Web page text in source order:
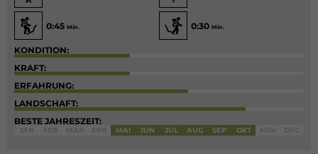
0:45 Min. 0:30 Min.
KONDITION:
KRAFT:
ERFAHRUNG:
LANDSCHAFT:
BESTE JAHRESZEIT:
MAI JUN JUL AUG SEP OKT